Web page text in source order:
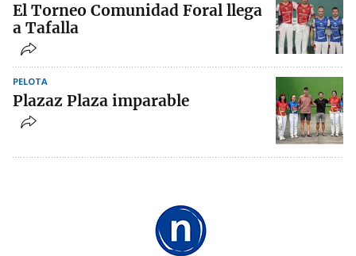
El Torneo Comunidad Foral llega
a Tafalla
PELOTA
Plazaz Plaza imparable